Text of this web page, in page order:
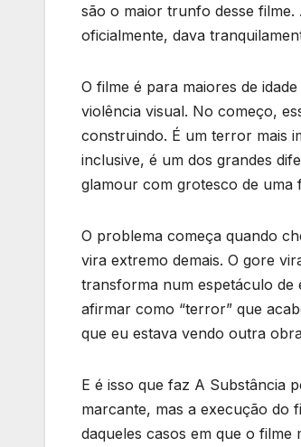
são o maior trunfo desse
oficialmente, dava
O filme é para maiores de
violência visual. No começo,
construindo. É um terror mais
inclusive, é um dos grandes
glamour com grotesco de uma
O problema começa quando
vira extremo demais. O gore
transforma num espetáculo de
afirmar como “terror” que
que eu estava vendo outra
E é isso que faz A Substância
marcante, mas a execução do
daqueles casos em que o